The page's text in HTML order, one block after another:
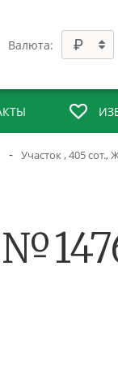
Валюта:
- Участок , 405 сот.,